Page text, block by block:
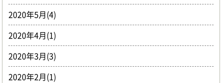
2020年5月(4)
2020年4月(1)
2020年3月(3)
2020年2月(1)